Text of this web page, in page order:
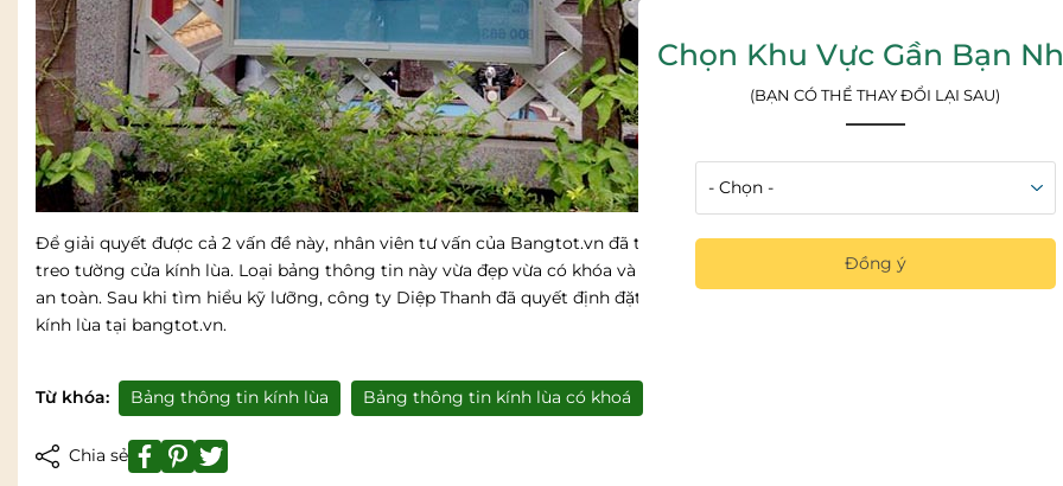
Để giải quyết được cả 2 vấn đề này, nhân viên tư vấn của Bangtot.vn đã tư vấn cho công ty nên lựa chọn mua bảng thông
treo tường cửa kính lùa. Loại bảng thông tin này vừa đẹp vừa có khóa và mái che nên giúp giấy tờ không bị ảnh hưởng và
an toàn. Sau khi tìm hiểu kỹ lưỡng, công ty Diệp Thanh đã quyết định đặt mua một chiếc bảng thông tin ngoài trời treo
kính lùa tại bangtot.vn.
Từ khóa: Bảng thông tin kính lùa Bảng thông tin kính lùa có khoá
Chia sẻ
Chọn Khu Vực Gần Bạn
(BẠN CÓ THỂ THAY ĐỔI LẠI SAU)
Đồng ý